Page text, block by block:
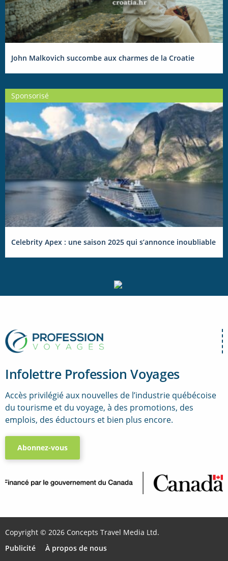
John Malkovich succombe aux charmes de la Croatie
Sponsorisé
Celebrity Apex : une saison 2025 qui s’annonce inoubliable
Infolettre Profession Voyages
Accès privilégié aux nouvelles de l’industrie québécoise
du tourisme et du voyage, à des promotions, des
emplois, des éductours et bien plus encore.
Abonnez-vous
Copyright © 2026 Concepts Travel Media Ltd.
Publicité
À propos de nous